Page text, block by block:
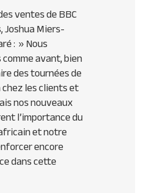
ventes de BBC
Joshua Miers-
: »Nous
avant, bien
des tournées de
les clients et
nos nouveaux
l’importance du
et notre
encore
dans cette